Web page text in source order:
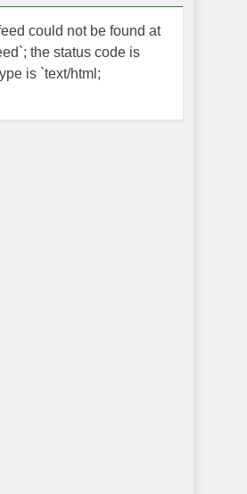
could not be found at
the status code is
is `text/html;